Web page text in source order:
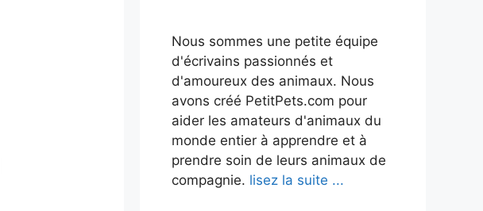
Nous sommes une petite équipe
d'écrivains passionnés et
d'amoureux des animaux. Nous
avons créé PetitPets.com pour
aider les amateurs d'animaux du
monde entier à apprendre et à
prendre soin de leurs animaux de
compagnie. lisez la suite ...